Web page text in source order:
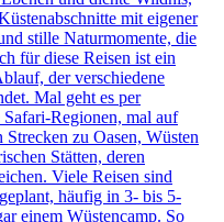
mit eigener
stille Naturmomente, die
für diese Reisen ist ein
der verschiedene
Mal geht es per
Regionen, mal auf
zu Oasen, Wüsten
Stätten, deren
Viele Reisen sind
häufig in 3- bis 5-
einem Wüstencamp. So